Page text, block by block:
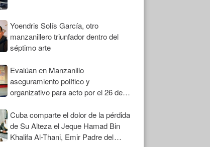
Yoendris Solís García, otro
manzanillero triunfador dentro del
séptimo arte
Evalúan en Manzanillo
aseguramiento político y
organizativo para acto por el 26 de
Cuba comparte el dolor de la pérdida
de Su Alteza el Jeque Hamad Bin
Khalifa Al-Thani, Emir Padre del